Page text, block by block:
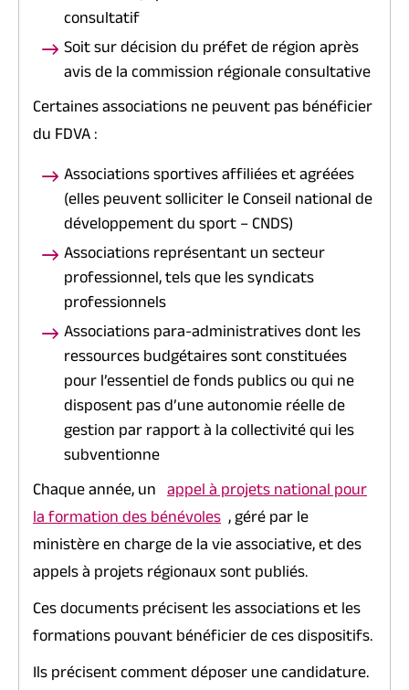
consultatif
Soit sur décision du préfet de région après
avis de la commission régionale consultative
Certaines associations ne peuvent pas bénéficier
du FDVA :
Associations sportives affiliées et agréées
(elles peuvent solliciter le Conseil national de
développement du sport – CNDS)
Associations représentant un secteur
professionnel, tels que les syndicats
professionnels
Associationspara-administrativesdont les
ressources budgétaires sont constituées
pour l’essentiel de fonds publics ou qui ne
disposent pas d’une autonomie réelle de
gestion par rapport à la collectivité qui les
subventionne
Chaque année, un appel à projets national pour
la formation des bénévoles , géré par le
ministère en charge de la vie associative, et des
appels à projets régionaux sont publiés.
Ces documents précisent les associations et les
formations pouvant bénéficier de ces dispositifs.
Ils précisent comment déposer une candidature.